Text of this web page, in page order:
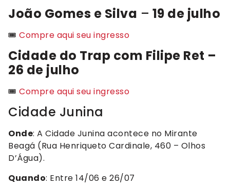
João Gomes e Silva – 19 de julho
🎟️ Compre aqui seu ingresso
Cidade do Trap com Filipe Ret –
26 de julho
🎟️ Compre aqui seu ingresso
Cidade Junina
Onde: A Cidade Junina acontece no Mirante
Beagá (Rua Henriqueto Cardinale, 460 – Olhos
D’Água).
Quando: Entre 14/06 e 26/07